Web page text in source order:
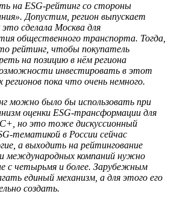
на ESG-рейтинг со стороны
Допустим, регион выпускает
это сделала Москва для
общественного транспорта. Тогда,
рейтинг, чтобы покупатель
на позицию в нём региона
инвестировать в этот
пока что очень немного.
можно было бы использовать при
оценки ESG-трансформации для
но это тоже дискуссионный
тематикой в России сейчас
а выходить на рейтингование
международных компаний нужно
с четырьмя и более. Зарубежным
единый механизм, а для этого его
создать.